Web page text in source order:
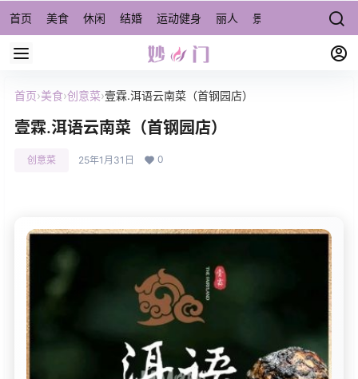
首页 美食 休闲 结婚 运动健身 丽人 景点/周边游 宠物
首页›美食›创意菜›壹霖.洱语云南菜（首钢园店）
壹霖.洱语云南菜（首钢园店）
创意菜 25年1月31日 0